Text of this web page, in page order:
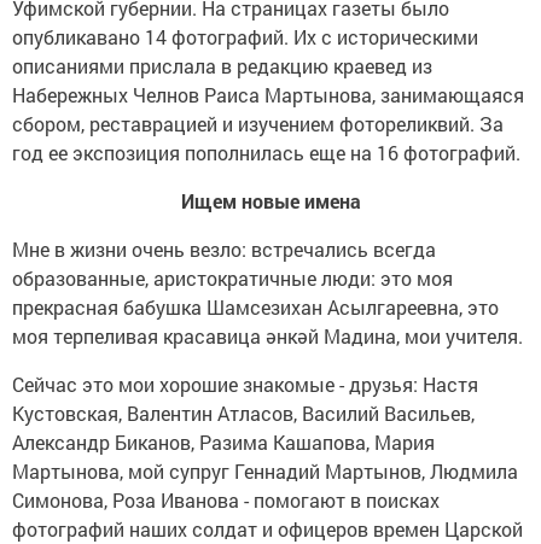
Уфимской губернии. На страницах газеты было
опубликавано 14 фотографий. Их с историческими
описаниями прислала в редакцию краевед из
Набережных Челнов Раиса Мартынова, занимающаяся
сбором, реставрацией и изучением фотореликвий. За
год ее экспозиция пополнилась еще на 16 фотографий.
Ищем новые имена
Мне в жизни очень везло: встречались всегда
образованные, аристократичные люди: это моя
прекрасная бабушка Шамсезихан Асылгареевна, это
моя терпеливая красавица әнкәй Мадина, мои учителя.
Сейчас это мои хорошие знакомые - друзья: Настя
Кустовская, Валентин Атласов, Василий Васильев,
Александр Биканов, Разима Кашапова, Мария
Мартынова, мой супруг Геннадий Мартынов, Людмила
Симонова, Роза Иванова - помогают в поисках
фотографий наших солдат и офицеров времен Царской